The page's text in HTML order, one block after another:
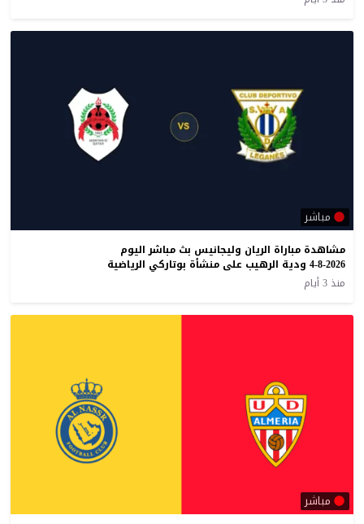
مباشر
مشاهدة مباراة الريان وليجانيس بث مباشر اليوم
4-8-2026 ودية الرهيب على منشأة بوتاركي الرياضية
منذ 3 أيام
مباشر